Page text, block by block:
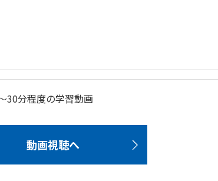
30分程度の学習動画
動画視聴へ